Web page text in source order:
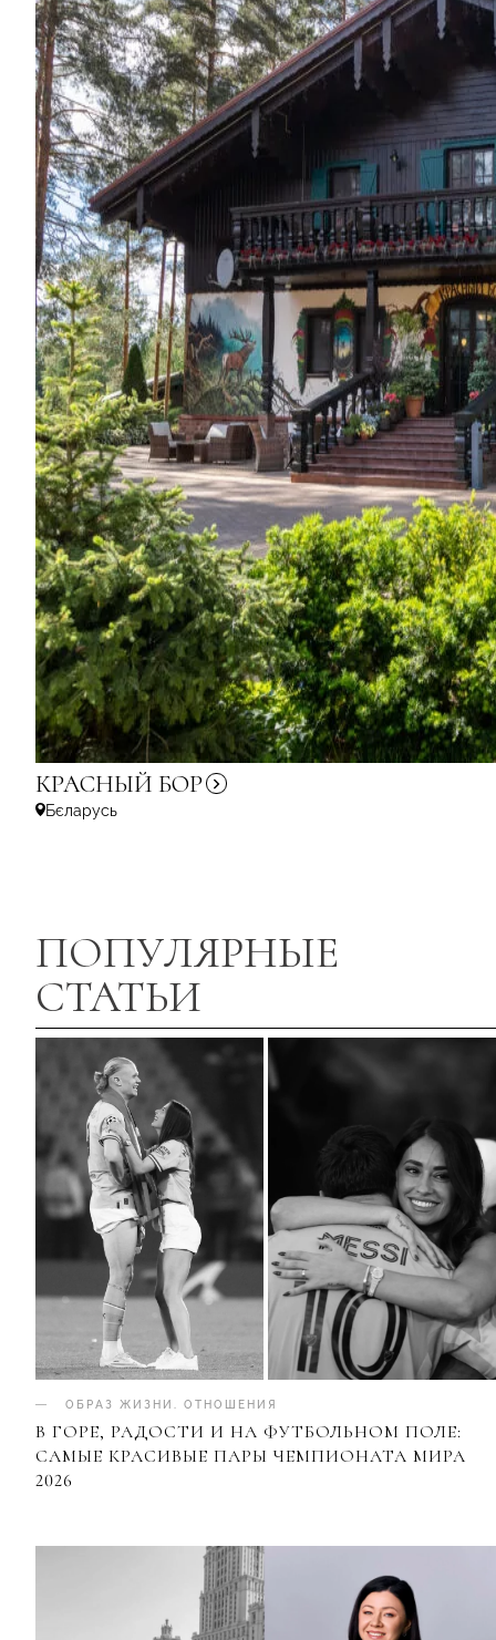
КРАСНЫЙ БОР
Бєларусь
ПОПУЛЯРНЫЕ
СТАТЬИ
ОБРАЗ ЖИЗНИ ОТНОШЕНИЯ
В ГОРЕ, РАДОСТИ И НА ФУТБОЛЬНОМ ПОЛЕ:
САМЫЕ КРАСИВЫЕ ПАРЫ ЧЕМПИОНАТА МИРА
2026